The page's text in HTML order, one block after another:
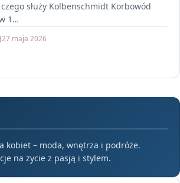
służy Kolbenschmidt Korbowód
1…
27 maja 2026
kobiet – moda, wnętrza i podróże.
na życie z pasją i stylem.